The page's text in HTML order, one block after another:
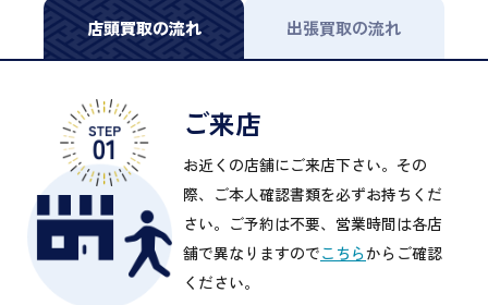
店頭買取の流れ 出張買取の流れ
ご来店
お近くの店舗にご来店下さい。その
際、ご本人確認書類を必ずお持ちくだ
さい。ご予約は不要、営業時間は各店
舗で異なりますのでこちらからご確認
ください。